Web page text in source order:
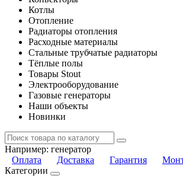
Котлы
Отопление
Радиаторы отопления
Расходные материалы
Стальные трубчатые радиаторы
Тёплые полы
Товары Stout
Электрооборудование
Газовые генераторы
Наши объекты
Новинки
Например: генератор
Оплата
Доставка Гарантия
Категории